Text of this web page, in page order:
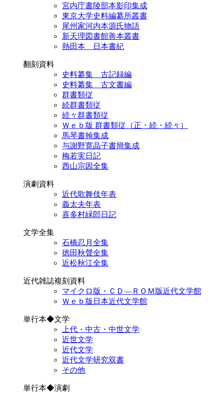
宮内庁書陵部本影印集成
東京大学史料編纂所叢書
尾州家河内本源氏物語
新天理図書館善本叢書
熱田本 日本書紀
翻刻資料
史料纂集 古記録編
史料纂集 古文書編
群書類従
続群書類従
続々群書類従
Ｗｅｂ版 群書類従（正・続・続々）
馬琴書翰集成
与謝野寛晶子書簡集成
梅若実日記
西山宗因全集
演劇資料
近代歌舞伎年表
義太夫年表
喜多村緑郎日記
文学全集
石橋忍月全集
徳田秋聲全集
近松秋江全集
近代雑誌複刻資料
マイクロ版・ＣＤ―ＲＯＭ版近代文学館
Ｗｅｂ版日本近代文学館
単行本◆文学
上代・中古・中世文学
近世文学
近代文学
近代文学研究双書
その他
単行本◆演劇